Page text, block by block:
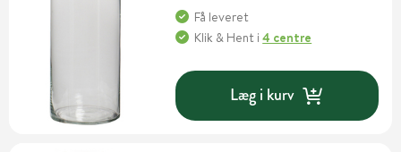
Få leveret
Klik & Hent i4 centre
Læg i kurv